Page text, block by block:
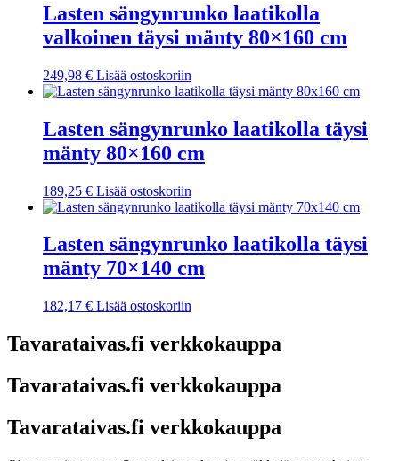
Lasten sängynrunko laatikolla
valkoinen täysi mänty 80×160 cm
249,98 € Lisää ostoskoriin
Lasten sängynrunko laatikolla täysi
mänty 80×160 cm
189,25 € Lisää ostoskoriin
Lasten sängynrunko laatikolla täysi
mänty 70×140 cm
182,17 € Lisää ostoskoriin
Tavarataivas.fi verkkokauppa
Tavarataivas.fi verkkokauppa
Tavarataivas.fi verkkokauppa